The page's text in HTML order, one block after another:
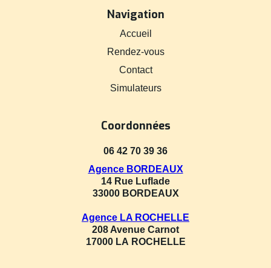
Navigation
Accueil
Rendez-vous
Contact
Simulateurs
Coordonnées
06 42 70 39 36
Agence BORDEAUX
14 Rue Luflade
33000 BORDEAUX
Agence LA ROCHELLE
208 Avenue Carnot
17000 LA ROCHELLE